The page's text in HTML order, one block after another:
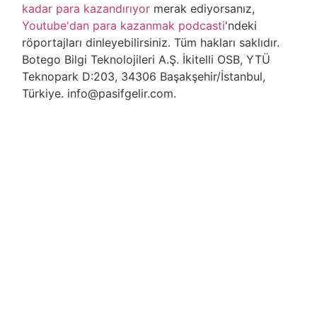
kadar para kazandırıyor merak ediyorsanız,
Youtube'dan para kazanmak podcasti'ndeki
röportajları dinleyebilirsiniz. Tüm hakları saklıdır.
Botego Bilgi Teknolojileri A.Ş. İkitelli OSB, YTÜ
Teknopark D:203, 34306 Başakşehir/İstanbul,
Türkiye. info@pasifgelir.com.